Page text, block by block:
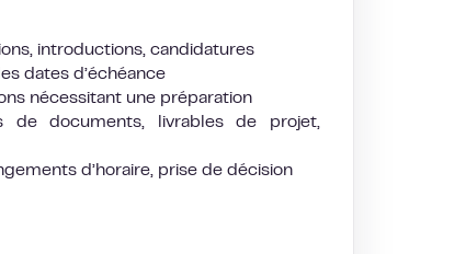
introductions, candidatures
dates d’échéance
nécessitant une préparation
de documents, livrables de projet,
d’horaire, prise de décision